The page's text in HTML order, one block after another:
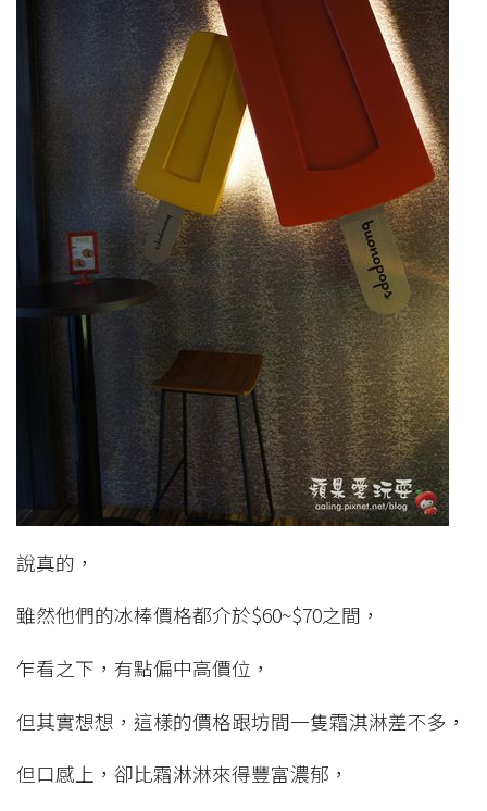
說真的，
雖然他們的冰棒價格都介於$60~$70之間，
乍看之下，有點偏中高價位，
但其實想想，這樣的價格跟坊間一隻霜淇淋差不多，
但口感上，卻比霜淋淋來得豐富濃郁，